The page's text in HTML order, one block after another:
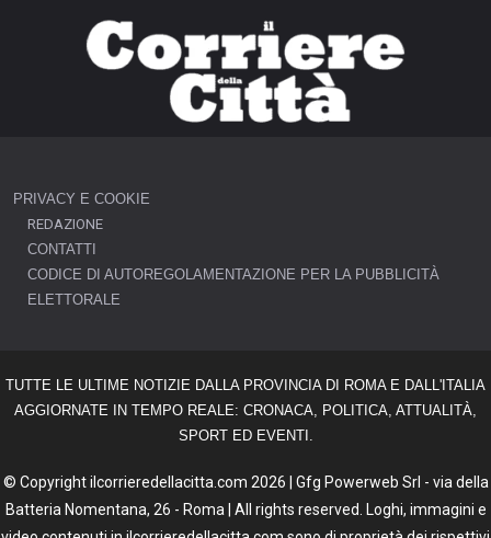
PRIVACY E COOKIE
REDAZIONE
CONTATTI
CODICE DI AUTOREGOLAMENTAZIONE PER LA PUBBLICITÀ
ELETTORALE
TUTTE LE ULTIME NOTIZIE DALLA PROVINCIA DI ROMA E DALL'ITALIA
AGGIORNATE IN TEMPO REALE: CRONACA, POLITICA, ATTUALITÀ,
SPORT ED EVENTI.
© Copyright ilcorrieredellacitta.com 2026 | Gfg Powerweb Srl - via della
Batteria Nomentana, 26 - Roma | All rights reserved. Loghi, immagini e